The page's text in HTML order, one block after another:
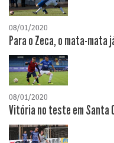
08/01/2020
Para o Zeca, o mata-mata
08/01/2020
Vitória no teste em Santa